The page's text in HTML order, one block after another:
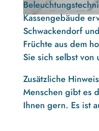
© BARFUSSpark Schwackendorf | CC-
Kassengebäude
Schwackendorf
Früchte aus dem
Sie sich selbst
Zusätzliche
Menschen gibt es
Ihnen gern. Es ist